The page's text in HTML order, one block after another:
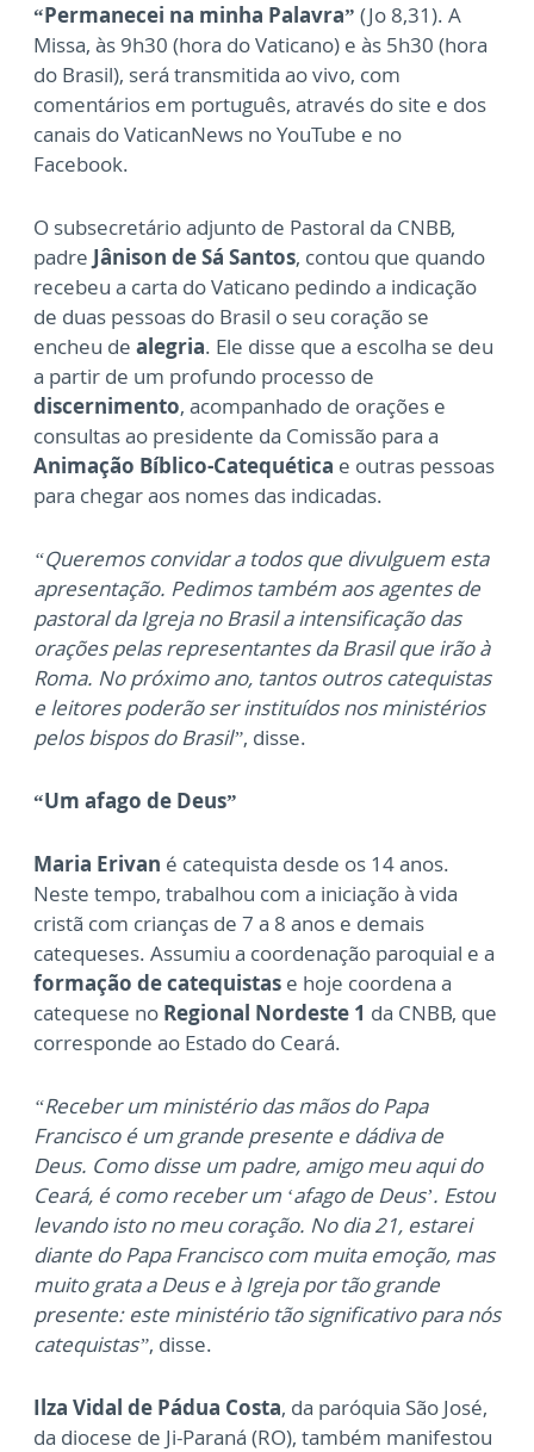
“Permanecei na minha Palavra” (Jo 8,31). A
Missa, às 9h30 (hora do Vaticano) e às 5h30 (hora
do Brasil), será transmitida ao vivo, com
comentários em português, através do site e dos
canais do VaticanNews no YouTube e no
Facebook.
O subsecretário adjunto de Pastoral da CNBB,
padre Jânison de Sá Santos, contou que quando
recebeu a carta do Vaticano pedindo a indicação
de duas pessoas do Brasil o seu coração se
encheu de alegria. Ele disse que a escolha se deu
a partir de um profundo processo de
discernimento, acompanhado de orações e
consultas ao presidente da Comissão para a
Animação Bíblico-Catequética e outras pessoas
para chegar aos nomes das indicadas.
“Queremos convidar a todos que divulguem esta
apresentação. Pedimos também aos agentes de
pastoral da Igreja no Brasil a intensificação das
orações pelas representantes da Brasil que irão à
Roma. No próximo ano, tantos outros catequistas
e leitores poderão ser instituídos nos ministérios
pelos bispos do Brasil”, disse.
“Um afago de Deus”
Maria Erivan é catequista desde os 14 anos.
Neste tempo, trabalhou com a iniciação à vida
cristã com crianças de 7 a 8 anos e demais
catequeses. Assumiu a coordenação paroquial e a
formação de catequistas e hoje coordena a
catequese no Regional Nordeste 1 da CNBB, que
corresponde ao Estado do Ceará.
“Receber um ministério das mãos do Papa
Francisco é um grande presente e dádiva de
Deus. Como disse um padre, amigo meu aqui do
Ceará, é como receber um ‘afago de Deus’. Estou
levando isto no meu coração. No dia 21, estarei
diante do Papa Francisco com muita emoção, mas
muito grata a Deus e à Igreja por tão grande
presente: este ministério tão significativo para nós
catequistas”, disse.
Ilza Vidal de Pádua Costa, da paróquia São José,
da diocese de Ji-Paraná (RO), também manifestou